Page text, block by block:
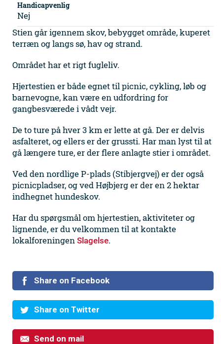
Handicapvenlig
Nej
Stien går igennem skov, bebygget område, kuperet
terræn og langs sø, hav og strand.
Området har et rigt fugleliv.
Hjertestien er både egnet til picnic, cykling, løb og
barnevogne, kan være en udfordring for
gangbesværede i vådt vejr.
De to ture på hver 3 km er lette at gå. Der er delvis
asfalteret, og ellers er der grussti. Har man lyst til at
gå længere ture, er der flere anlagte stier i området.
Ved den nordlige P-plads (Stibjergvej) er der også
picnicpladser, og ved Højbjerg er der en 2 hektar
indhegnet hundeskov.
Har du spørgsmål om hjertestien, aktiviteter og
lignende, er du velkommen til at kontakte
lokalforeningen Slagelse.
Share on Facebook
Share on Twitter
Send on mail